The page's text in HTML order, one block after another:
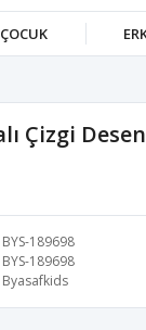
Çizgi
BYS-189698
BYS-189698
Byasafkids